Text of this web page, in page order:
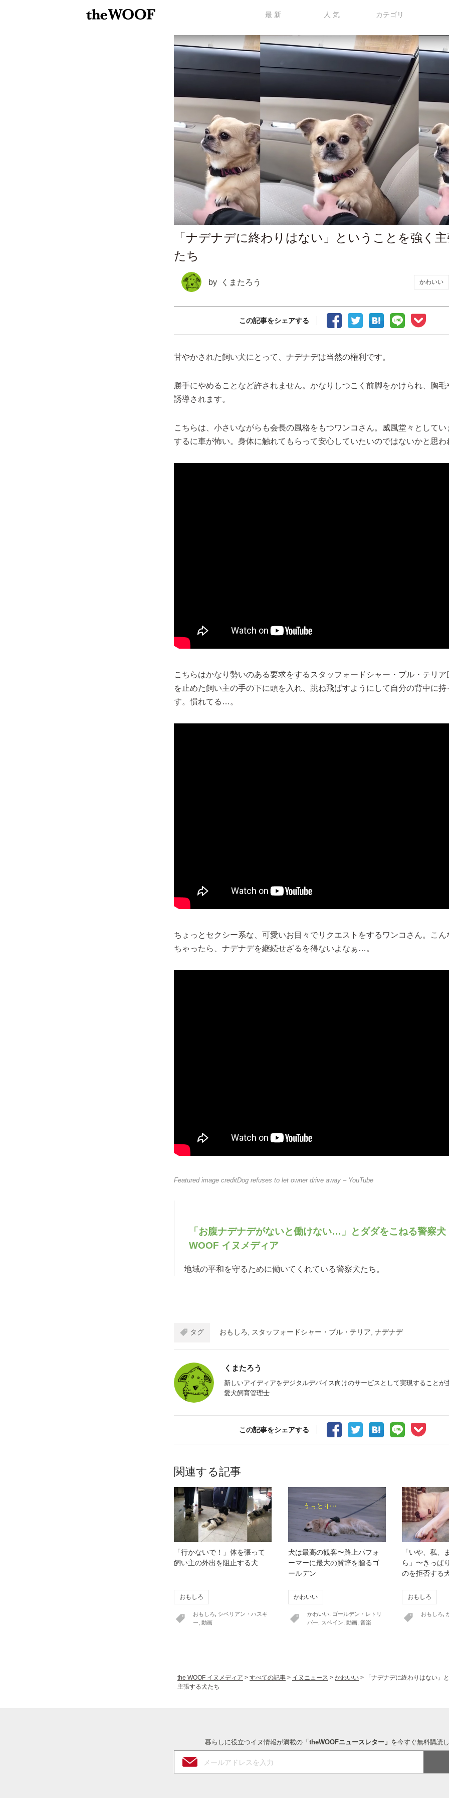
最 新 人 気 カテゴリ
「ナデナデに終わりはない」ということを強く
たち
by くまたろう かわいい
この記事をシェアする
甘やかされた飼い犬にとって、ナデナデは当然の権利です。
勝手にやめることなど許されません。かなりしつこく前脚をかけられ、胸毛
誘導されます。
こちらは、小さいながらも会長の風格をもつワンコさん。威風堂々として
するに車が怖い。身体に触れてもらって安心していたいのではないかと思わ
こちらはかなり勢いのある要求をするスタッフォードシャー・ブル・テリ
を止めた飼い主の手の下に頭を入れ、跳ね飛ばすようにして自分の背中に持
す。慣れてる…。
ちょっとセクシー系な、可愛いお目々でリクエストをするワンコさん。こん
ちゃったら、ナデナデを継続せざるを得ないよなぁ…。
Featured image creditDog refuses to let owner drive away – YouTube
「お腹ナデナデがないと働けない…」とダダをこねる警察
WOOF イヌメディア
地域の平和を守るために働いてくれている警察犬たち。
タグ おもしろ スタッフォードシャー・ブル・テリア ナデナデ
くまたろう
新しいアイディアをデジタルデバイス向けのサービスとして実現することが
愛犬飼育管理士
この記事をシェアする
関連する記事
「行かないで！」体を張って
飼い主の外出を阻止する犬
おもしろ
おもしろ
シベリアン・ハスキ
ー 動画
犬は最高の観客〜路上パフォ
ーマーに最大の賛辞を贈るゴ
ールデン
かわいい
かわいい, ゴールデン・レトリ
バー
スペイン 動画, 音楽
「いや、私、
ら」〜きっぱ
のを拒否する
おもしろ
おもしろ
the WOOF イヌメディア > すべての記事 > イヌニュース > かわいい >
「ナデナデに終わりはない」
主張する犬たち
暮らしに役立つイヌ情報が満載の「theWOOFニュースレター」 を今すぐ無料購読